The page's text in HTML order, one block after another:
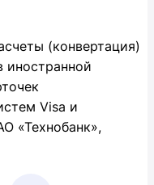
(конвертация)
Visa и
«Технобанк»,